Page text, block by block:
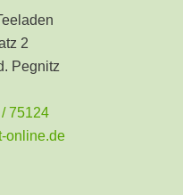
2
Pegnitz
75124
online.de